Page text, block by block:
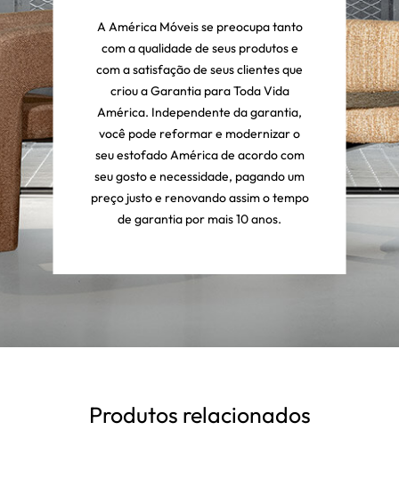
A América Móveis se preocupa tanto
com a qualidade de seus produtos e
com a satisfação de seus clientes que
criou a Garantia para Toda Vida
América. Independente da garantia,
você pode reformar e modernizar o
seu estofado América de acordo com
seu gosto e necessidade, pagando um
preço justo e renovando assim o tempo
de garantia por mais 10 anos.
Produtos relacionados